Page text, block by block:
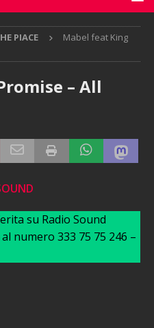
PIACE
Mabel feat King
– All
su Radio Sound
al numero 333 75 75 246 –